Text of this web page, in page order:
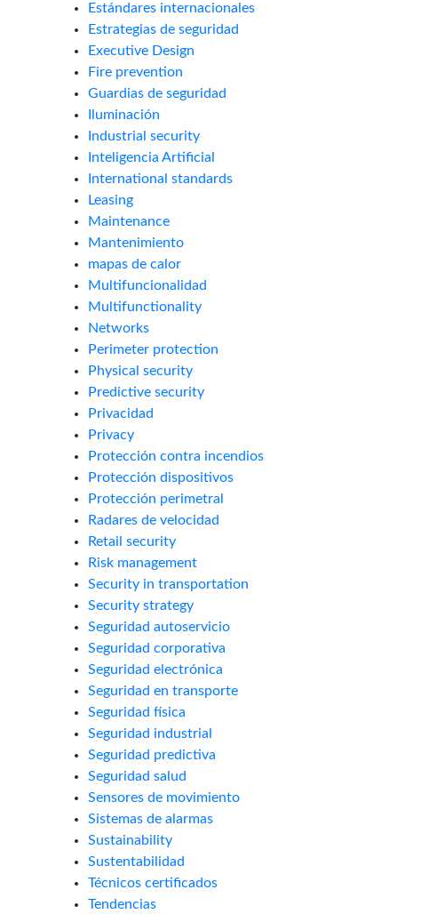
Estándares internacionales
Estrategias de seguridad
Executive Design
Fire prevention
Guardias de seguridad
Iluminación
Industrial security
Inteligencia Artificial
International standards
Leasing
Maintenance
Mantenimiento
mapas de calor
Multifuncionalidad
Multifunctionality
Networks
Perimeter protection
Physical security
Predictive security
Privacidad
Privacy
Protección contra incendios
Protección dispositivos
Protección perimetral
Radares de velocidad
Retail security
Risk management
Security in transportation
Security strategy
Seguridad autoservicio
Seguridad corporativa
Seguridad electrónica
Seguridad en transporte
Seguridad física
Seguridad industrial
Seguridad predictiva
Seguridad salud
Sensores de movimiento
Sistemas de alarmas
Sustainability
Sustentabilidad
Técnicos certificados
Tendencias